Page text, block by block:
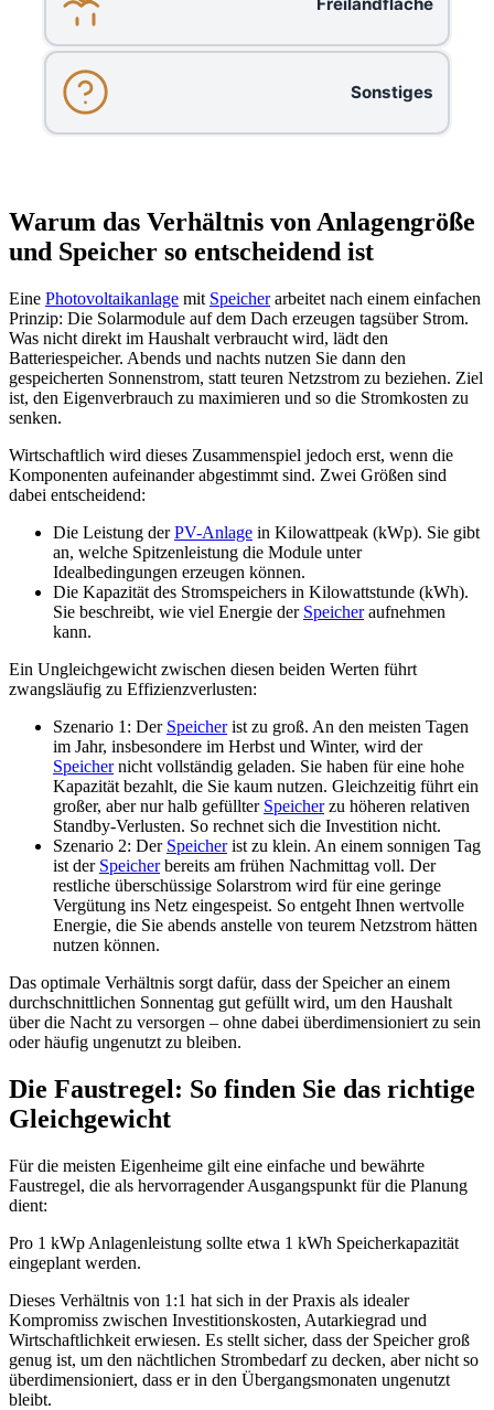
Freilandfläche
Sonstiges
Warum das Verhältnis von Anlagengröße
und Speicher so entscheidend ist
Eine Photovoltaikanlage mit Speicherarbeitet nach einem einfachen
Prinzip: Die Solarmodule auf dem Dach erzeugen tagsüber Strom.
Was nicht direkt im Haushalt verbraucht wird, lädt den
Batteriespeicher. Abends und nachts nutzen Sie dann den
gespeicherten Sonnenstrom, statt teuren Netzstrom zu beziehen. Ziel
ist, den Eigenverbrauch zu maximieren und so die Stromkosten zu
senken.
Wirtschaftlich wird dieses Zusammenspiel jedoch erst, wenn die
Komponenten aufeinander abgestimmt sind. Zwei Größen sind
dabei entscheidend:
Die Leistung derPV-Anlage in Kilowattpeak (kWp). Sie gibt
an, welche Spitzenleistung die Module unter
Idealbedingungen erzeugen können.
Die Kapazität des Stromspeichers in Kilowattstunde (kWh).
Sie beschreibt, wie viel Energie der Speicheraufnehmen
kann.
Ein Ungleichgewicht zwischen diesen beiden Werten führt
zwangsläufig zu Effizienzverlusten:
Szenario 1: Der Speicherist zu groß. An den meisten Tagen
im Jahr, insbesondere im Herbst und Winter, wird der
Speichernicht vollständig geladen. Sie haben für eine hohe
Kapazität bezahlt, die Sie kaum nutzen. Gleichzeitig führt ein
großer, aber nur halb gefüllter Speicherzu höheren relativen
Standby-Verlusten. So rechnet sich die Investition nicht.
Szenario 2: Der Speicherist zu klein. An einem sonnigen Tag
ist der Speicherbereits am frühen Nachmittag voll. Der
restliche überschüssige Solarstrom wird für eine geringe
Vergütung ins Netz eingespeist. So entgeht Ihnen wertvolle
Energie, die Sie abends anstelle von teurem Netzstrom hätten
nutzen können.
Das optimale Verhältnis sorgt dafür, dass der Speicher an einem
durchschnittlichen Sonnentag gut gefüllt wird, um den Haushalt
über die Nacht zu versorgen – ohne dabei überdimensioniert zu sein
oder häufig ungenutzt zu bleiben.
Die Faustregel: So finden Sie das richtige
Gleichgewicht
Für die meisten Eigenheime gilt eine einfache und bewährte
Faustregel, die als hervorragender Ausgangspunkt für die Planung
dient:
Pro 1 kWp Anlagenleistung sollte etwa 1 kWh Speicherkapazität
eingeplant werden.
Dieses Verhältnis von 1:1 hat sich in der Praxis als idealer
Kompromiss zwischen Investitionskosten, Autarkiegrad und
Wirtschaftlichkeit erwiesen. Es stellt sicher, dass der Speicher groß
genug ist, um den nächtlichen Strombedarf zu decken, aber nicht so
überdimensioniert, dass er in den Übergangsmonaten ungenutzt
bleibt.